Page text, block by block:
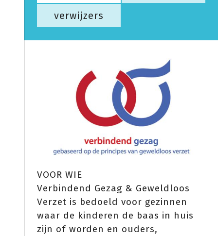
verwijzers
VOOR WIE
Verbindend Gezag & Geweldloos
Verzet is bedoeld voor gezinnen
waar de kinderen de baas in huis
zijn of worden en ouders,